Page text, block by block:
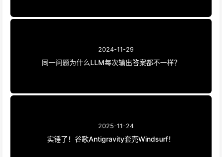
2024-11-29
同一问题为什么LLM每次输出答案都不一样？
2025-11-24
实锤了！谷歌Antigravity套壳Windsurf！